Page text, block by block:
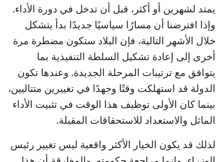
يمتد لشهرين أو أكثر، قبل أن تدخل في دورة الأداء.
وإذا افترضنا أن مسارًا سياسيًا جديدًا بدأ يتشكل
خلال الأشهر التالية، فإن البلاد ستكون مضطرة مرة
أخرى إلى إعادة تشكيل السلطة التنفيذية بما
يتوافق مع ترتيبات المرحلة الجديدة. وعندها تكون
الدولة قد استهلكت وقتًا وجهدًا في تغييرين متتاليين،
بينما كان الأولى توظيف هذا الوقت في تثبيت الأداء
الماثل والاستعداد للاستحقاقات المقبلة.
لذلك قد يكون الخيار الأكثر واقعية ليس تغيير رئيس